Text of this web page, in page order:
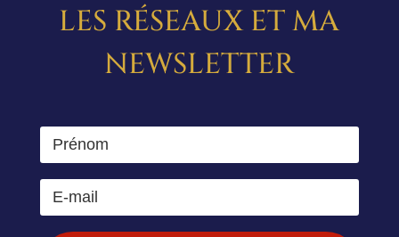
LES RÉSEAUX ET MA
NEWSLETTER